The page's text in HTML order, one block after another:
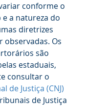
conforme o
a natureza do
diretrizes
observadas. Os
são
estaduais,
consultar o
de Justiça (CNJ)
de Justiça